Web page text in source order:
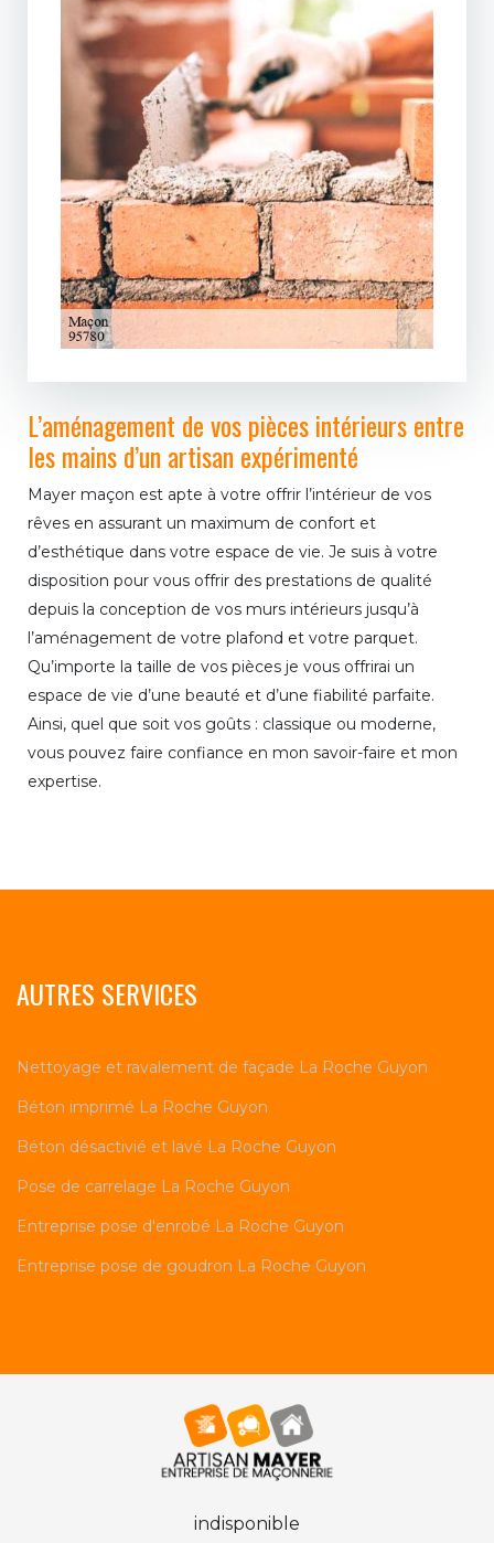
L’aménagement de vos pièces intérieurs entre
les mains d’un artisan expérimenté
Mayer maçon est apte à votre offrir l’intérieur de vos
rêves en assurant un maximum de confort et
d’esthétique dans votre espace de vie. Je suis à votre
disposition pour vous offrir des prestations de qualité
depuis la conception de vos murs intérieurs jusqu’à
l’aménagement de votre plafond et votre parquet.
Qu’importe la taille de vos pièces je vous offrirai un
espace de vie d’une beauté et d’une fiabilité parfaite.
Ainsi, quel que soit vos goûts : classique ou moderne,
vous pouvez faire confiance en mon savoir-faire et mon
expertise.
AUTRES SERVICES
Nettoyage et ravalement de façade La Roche Guyon
Béton imprimé La Roche Guyon
Béton désactivié et lavé La Roche Guyon
Pose de carrelage La Roche Guyon
Entreprise pose d'enrobé La Roche Guyon
Entreprise pose de goudron La Roche Guyon
indisponible